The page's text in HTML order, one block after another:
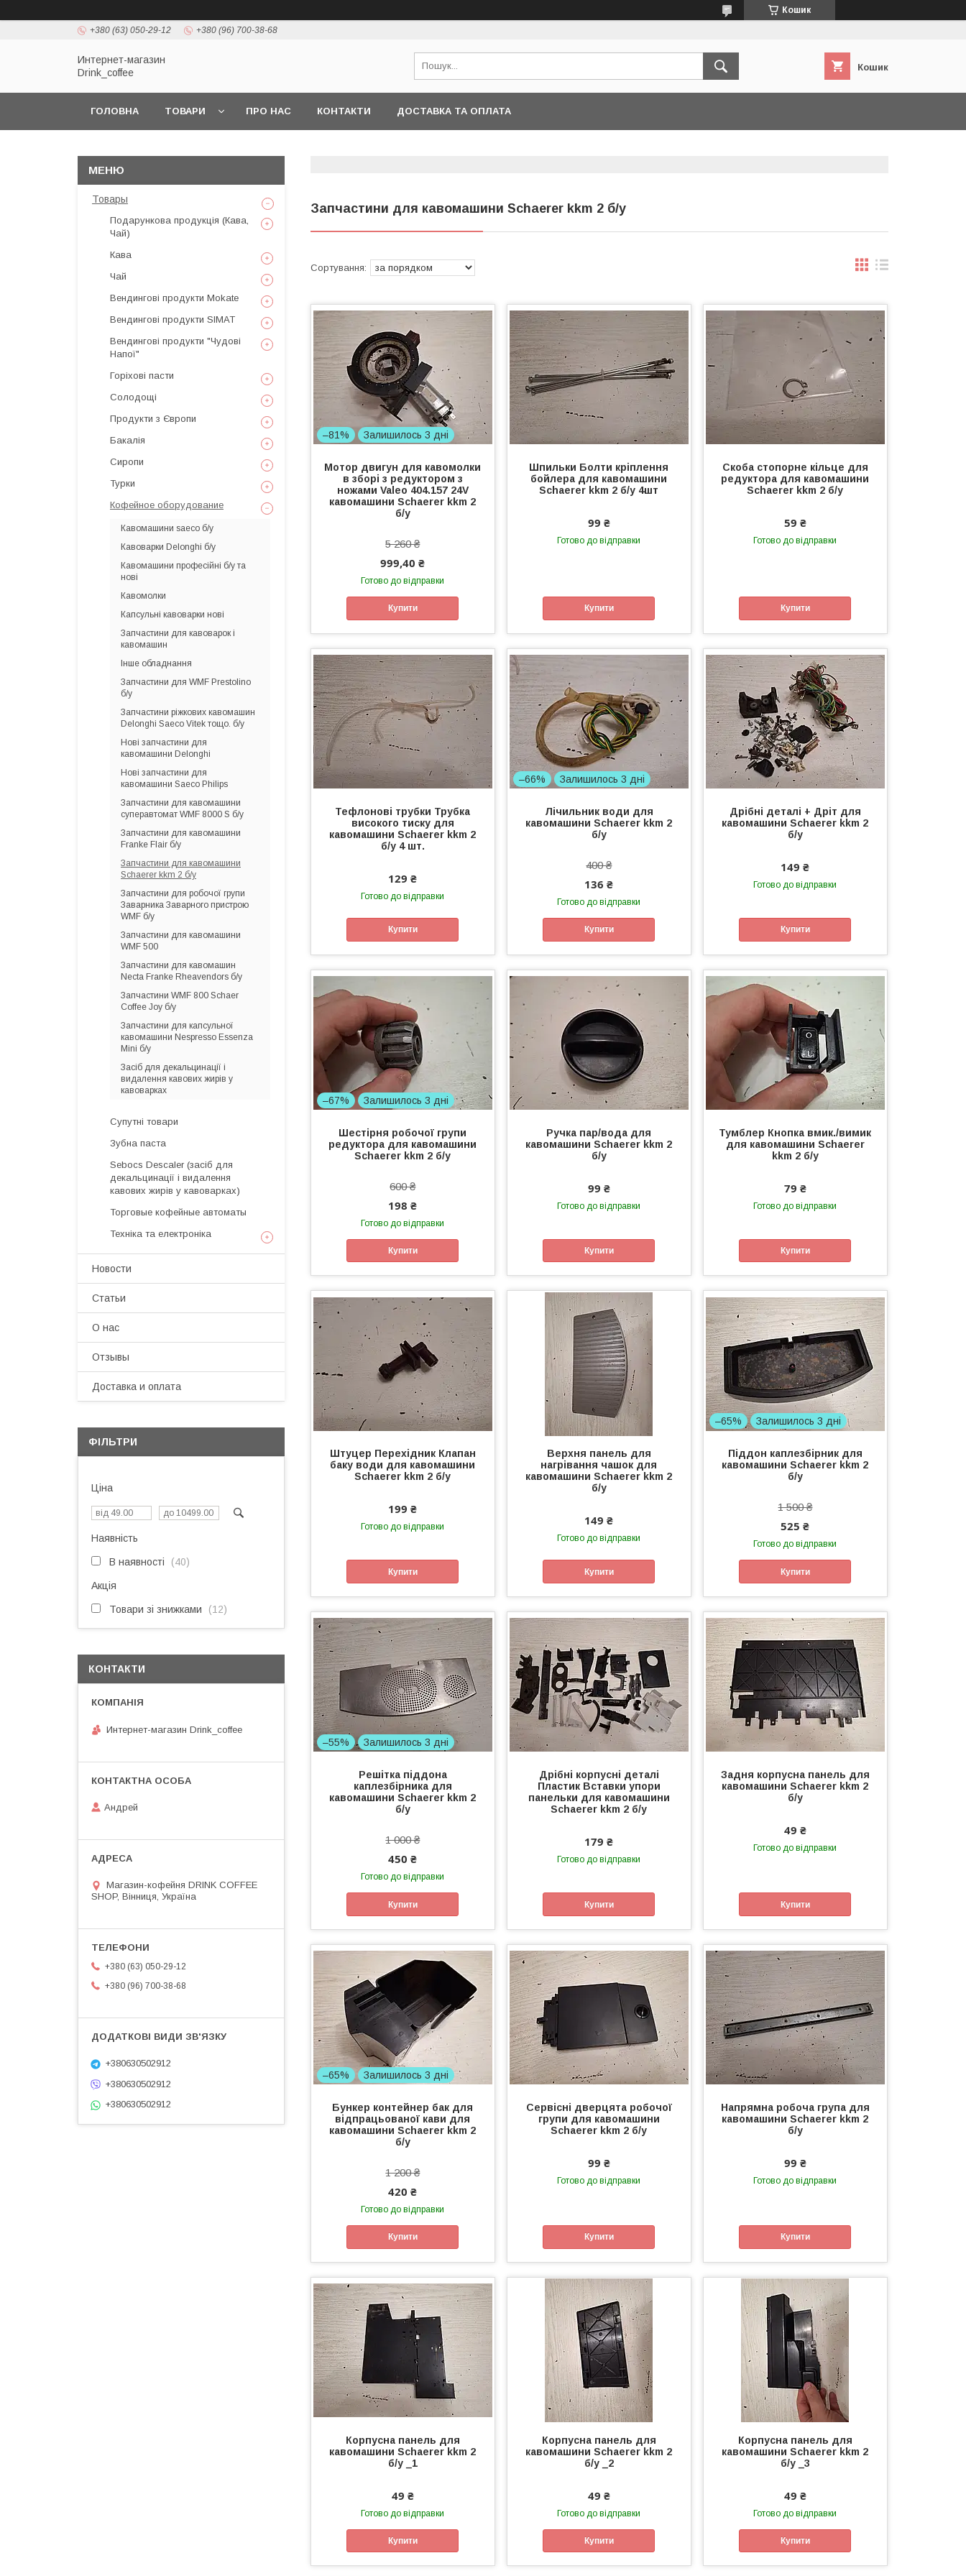
Кошик
+380 (63) 050-29-12 +380 (96) 700-38-68
Интернет-магазин
Drink_coffee
Кошик
ГОЛОВНА ТОВАРИ ПРО НАС КОНТАКТИ ДОСТАВКА ТА ОПЛАТА
Запчастини для кавомашини Schaerer kkm 2 б/у
–81% Залишилось 3 дні
Мотор двигун для кавомолки
в зборі з редуктором з
ножами Valeo 404.157 24V
кавомашини Schaerer kkm 2
б/у
5 260 ₴
999,40 ₴
Готово до відправки
Купити
Шпильки Болти кріплення
бойлера для кавомашини
Schaerer kkm 2 б/у 4шт
99 ₴
Готово до відправки
Купити
Скоба стопорне кільце для
редуктора для кавомашини
Schaerer kkm 2 б/у
59 ₴
Готово до відправки
Купити
Тефлонові трубки Трубка
високого тиску для
кавомашини Schaerer kkm 2
б/у 4 шт.
129 ₴
Готово до відправки
Купити
–66% Залишилось 3 дні
Лічильник води для
кавомашини Schaerer kkm 2
б/у
400 ₴
136 ₴
Готово до відправки
Купити
Дрібні деталі + Дріт для
кавомашини Schaerer kkm 2
б/у
149 ₴
Готово до відправки
Купити
–67% Залишилось 3 дні
Шестірня робочої групи
редуктора для кавомашини
Schaerer kkm 2 б/у
600 ₴
198 ₴
Готово до відправки
Купити
Ручка пар/вода для
кавомашини Schaerer kkm 2
б/у
99 ₴
Готово до відправки
Купити
Тумблер Кнопка вмик./вимик
для кавомашини Schaerer
kkm 2 б/у
79 ₴
Готово до відправки
Купити
Штуцер Перехідник Клапан
баку води для кавомашини
Schaerer kkm 2 б/у
199 ₴
Готово до відправки
Купити
Верхня панель для
нагрівання чашок для
кавомашини Schaerer kkm 2
б/у
149 ₴
Готово до відправки
Купити
–65% Залишилось 3 дні
Піддон каплезбірник для
кавомашини Schaerer kkm 2
б/у
1 500 ₴
525 ₴
Готово до відправки
Купити
–55% Залишилось 3 дні
Решітка піддона
каплезбірника для
кавомашини Schaerer kkm 2
б/у
1 000 ₴
450 ₴
Готово до відправки
Купити
Дрібні корпусні деталі
Пластик Вставки упори
панельки для кавомашини
Schaerer kkm 2 б/у
179 ₴
Готово до відправки
Купити
Задня корпусна панель для
кавомашини Schaerer kkm 2
б/у
49 ₴
Готово до відправки
Купити
–65% Залишилось 3 дні
Бункер контейнер бак для
відпрацьованої кави для
кавомашини Schaerer kkm 2
б/у
1 200 ₴
420 ₴
Готово до відправки
Купити
Сервісні дверцята робочої
групи для кавомашини
Schaerer kkm 2 б/у
99 ₴
Готово до відправки
Купити
Напрямна робоча група для
кавомашини Schaerer kkm 2
б/у
99 ₴
Готово до відправки
Купити
Корпусна панель для
кавомашини Schaerer kkm 2
б/у _1
49 ₴
Готово до відправки
Купити
Корпусна панель для
кавомашини Schaerer kkm 2
б/у _2
49 ₴
Готово до відправки
Купити
Корпусна панель для
кавомашини Schaerer kkm 2
б/у _3
49 ₴
Готово до відправки
Купити
Товары
Подарункова продукція (Кава,
Чай)
Кава
Чай
Вендингові продукти Mokate
Вендингові продукти SIMAT
Вендингові продукти "Чудові
Напої"
Горіхові пасти
Солодощі
Продукти з Європи
Бакалія
Сиропи
Турки
Кофейное оборудование
Кавомашини saeco б/у
Кавоварки Delonghi б/у
Кавомашини професійні б/у та
нові
Кавомолки
Капсульні кавоварки нові
Запчастини для кавоварок і
кавомашин
Інше обладнання
Запчастини для WMF Prestolino
б/у
Запчастини ріжкових кавомашин
Delonghi Saeco Vitek тощо. б/у
Нові запчастини для
кавомашини Delonghi
Нові запчастини для
кавомашини Saeco Philips
Запчастини для кавомашини
суперавтомат WMF 8000 S б/у
Запчастини для кавомашини
Franke Flair б/у
Запчастини для кавомашини
Schaerer kkm 2 б/у
Запчастини для робочої групи
Заварника Заварного пристрою
WMF б/у
Запчастини для кавомашини
WMF 500
Запчастини для кавомашин
Necta Franke Rheavendors б/у
Запчастини WMF 800 Schaer
Coffee Joy б/у
Запчастини для капсульної
кавомашини Nespresso Essenza
Mini б/у
Засіб для декальцинації і
видалення кавових жирів у
кавоварках
Супутні товари
Зубна паста
Sebocs Descaler (засіб для
декальцинації і видалення
кавових жирів у кавоварках)
Торговые кофейные автоматы
Техніка та електроніка
Новости
Статьи
О нас
Отзывы
Доставка и оплата
ФІЛЬТРИ
Ціна
Наявність
В наявності 40
Акція
Товари зі знижками 12
КОНТАКТИ
Интернет-магазин Drink_coffee
Андрей
Магазин-кофейня DRINK COFFEE
SHOP, Вінниця, Україна
+380 (63) 050-29-12
+380 (96) 700-38-68
+380630502912
+380630502912
+380630502912